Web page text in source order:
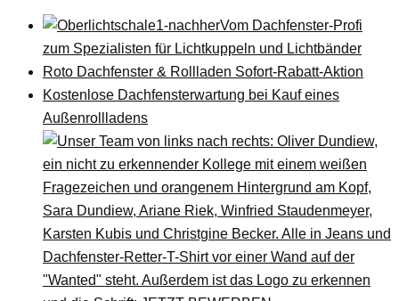
Vom Dachfenster-Profi
zum Spezialisten für Lichtkuppeln und Lichtbänder
Roto Dachfenster & Rollladen Sofort-Rabatt-Aktion
Kostenlose Dachfensterwartung bei Kauf eines
Außenrollladens